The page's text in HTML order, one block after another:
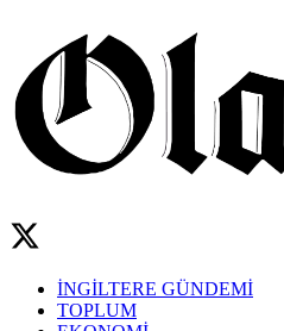
İNGİLTERE GÜNDEMİ
TOPLUM